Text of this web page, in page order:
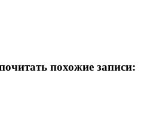
похожие записи: